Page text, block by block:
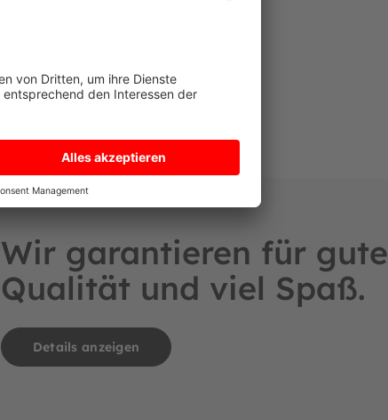
Wir garantieren für gute
Qualität und viel Spaß.
Details anzeigen